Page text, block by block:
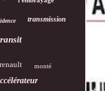
transmission
renault monté